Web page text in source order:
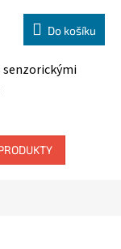
Do košíku
senzorickými